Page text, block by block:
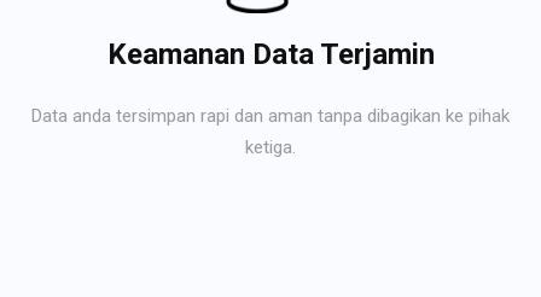
Keamanan Data Terjamin
Data anda tersimpan rapi dan aman tanpa dibagikan ke pihak
ketiga.